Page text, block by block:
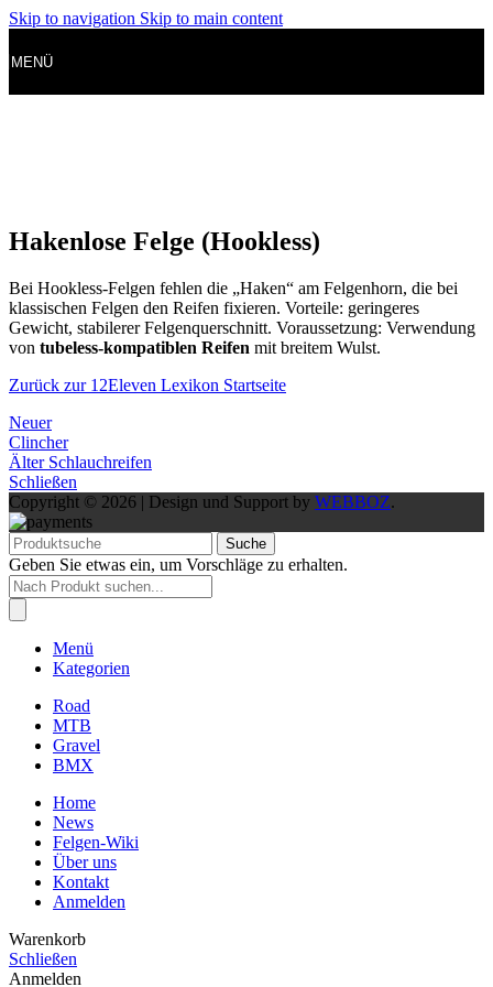
Skip to navigation Skip to main content
MENÜ
Hakenlose Felge (Hookless)
Bei Hookless-Felgen fehlen die „Haken“ am Felgenhorn, die bei
klassischen Felgen den Reifen fixieren. Vorteile: geringeres
Gewicht, stabilerer Felgenquerschnitt. Voraussetzung: Verwendung
von tubeless-kompatiblen Reifen mit breitem Wulst.
Zurück zur 12Eleven Lexikon Startseite
Neuer
Clincher
Älter Schlauchreifen
Schließen
Copyright © 2026 | Design und Support by WEBBOZ.
Suche
Geben Sie etwas ein, um Vorschläge zu erhalten.
Products
search
Menü
Kategorien
Road
MTB
Gravel
BMX
Home
News
Felgen-Wiki
Über uns
Kontakt
Anmelden
Warenkorb
Schließen
Anmelden